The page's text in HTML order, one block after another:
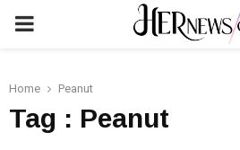
PRIMARY
Home Peanut
Tag : Peanut